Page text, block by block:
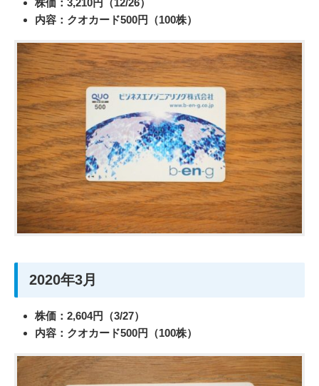
内容：クオカード500円（100株）
2020年3月
株価：2,604円（3/27）
内容：クオカード500円（100株）